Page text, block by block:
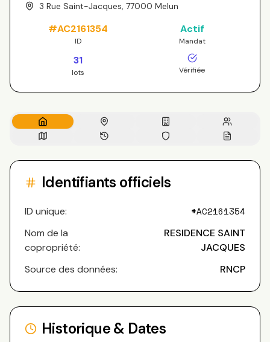
3 Rue Saint-Jacques, 77000 Melun
#AC2161354
ID
Actif
Mandat
31
lots Vérifiée
Identifiants officiels
ID unique: #AC2161354
Nom de la
copropriété:
RESIDENCE SAINT
JACQUES
Source des données:
RNCP
Historique & Dates